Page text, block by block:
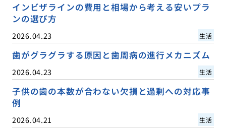
インビザラインの費用と相場から考える安いプラ
ンの選び方
2026.04.23 生活
歯がグラグラする原因と歯周病の進行メカニズム
2026.04.23 生活
子供の歯の本数が合わない欠損と過剰への対応事
例
2026.04.21 生活